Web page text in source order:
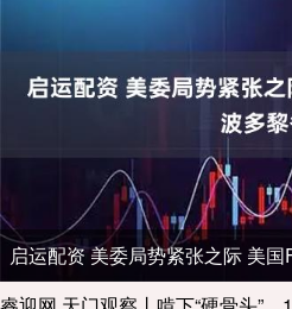
启运配资 美委局势紧张之际 美